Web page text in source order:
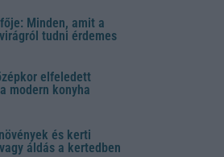
Minden, amit a
tudni érdemes
elfeledett
modern konyha
és kerti
áldás a kertedben